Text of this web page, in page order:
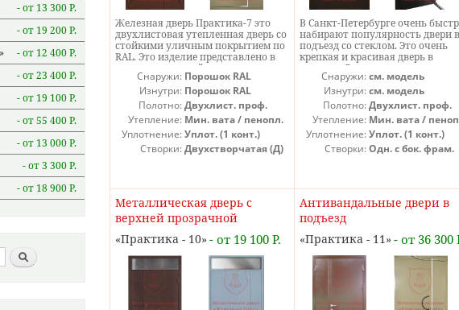
- от 13 300 Р.
- от 19 200 Р.
- от 12 400 Р.
- от 23 400 Р.
- от 19 100 Р.
- от 55 400 Р.
- от 13 000 Р.
- от 3 300 Р.
- от 18 900 Р.
Найти
Железная дверь Практика-7 это
двухлистовая утепленная дверь со
стойкими уличным покрытием по
RAL. Это изделие представлено в
довольно дорогой комплектации с
ручками-бананами и петлями на
подшипниках на основной
створке. Такая железная дверь
может быть покрашена в любой
цвет по каталогу RAL.
Снаружи: Порошок RAL
Изнутри: Порошок RAL
Полотно:Двухлист. проф.
Утепление: Мин. вата / пенопл.
Уплотнение:Уплот. (1 конт.)
Створки:Двухстворчатая (Д)
В Санкт-Петербурге очень
набирают популярность двери в
подъезд со стеклом. Это очень
крепкая и красивая дверь в
подъезд. Двери в подъезд со
стеклопакетом практически
оснащаются решеткой для того,
чтобы было не добраться до
кнопки домофона. Дверь в
со стеклом или стеклопакетом
может быть как максимально
утепленной, так и с базовым
утеплением.
Снаружи:см. модель
Изнутри:см. модель
Полотно:Двухлист. проф.
Утепление: Мин. вата /
Уплотнение:Уплот. (1 конт.)
Створки:Одн. с бок. фрам.
Металлическая дверь с
верхней прозрачной
фрамугой
Практика - 10 - от 19 100 Р.
Антивандальные двери в
подъезд
Практика - 11 - от 36 300